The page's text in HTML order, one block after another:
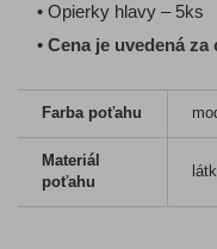
• Opierky hlavy – 5ks
• Cena je uvedená za
Farba poťahu
Materiál
poťahu